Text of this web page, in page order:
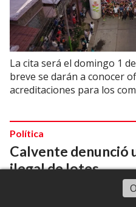
La cita será el domingo 1
breve se darán a conocer
acreditaciones para los
Calvente denunció
ilegal de lotes
Redacción
Política